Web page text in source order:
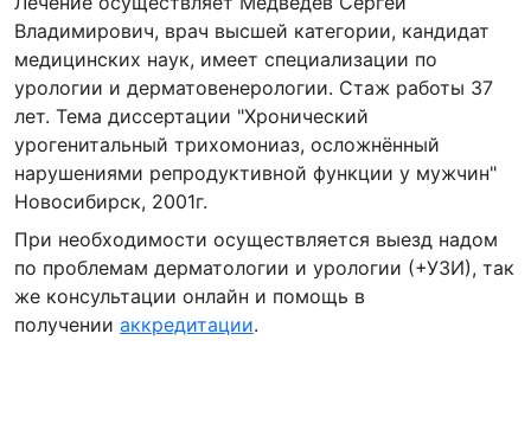
Владимирович, врач высшей категории, кандидат
медицинских наук, имеет специализации по
урологии и дерматовенерологии. Стаж работы 37
лет. Тема диссертации "Хронический
урогенитальный трихомониаз, осложнённый
нарушениями репродуктивной функции у мужчин"
Новосибирск, 2001г.
При необходимости осуществляется выезд надом
по проблемам дерматологии и урологии (+УЗИ), так
же консультации онлайн и помощь в
получении аккредитации.